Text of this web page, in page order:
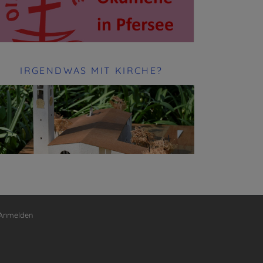
IRGENDWAS MIT KIRCHE?